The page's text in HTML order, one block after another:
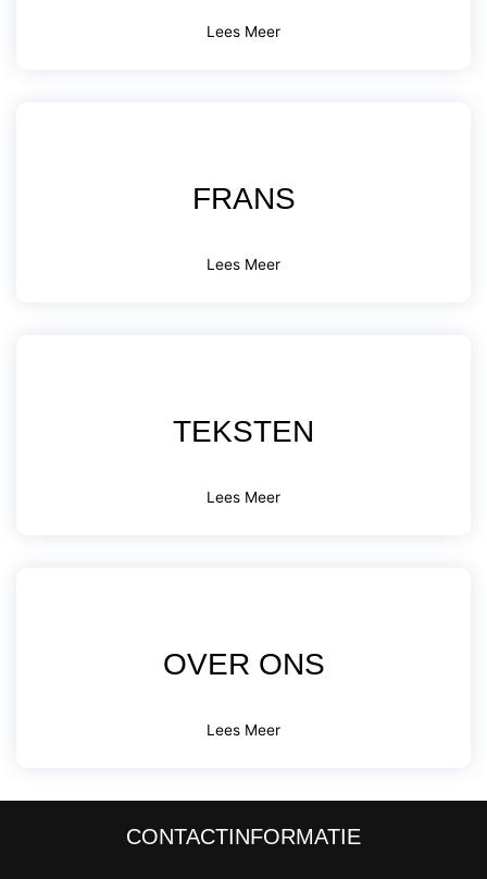
Lees Meer
FRANS
Lees Meer
TEKSTEN
Lees Meer
OVER ONS
Lees Meer
CONTACTINFORMATIE